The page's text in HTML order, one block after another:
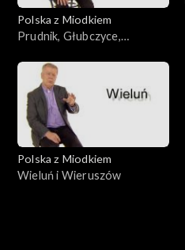
Polska z Miodkiem
Prudnik, Głubczyce,
Polska z Miodkiem
Wieluń i Wieruszów